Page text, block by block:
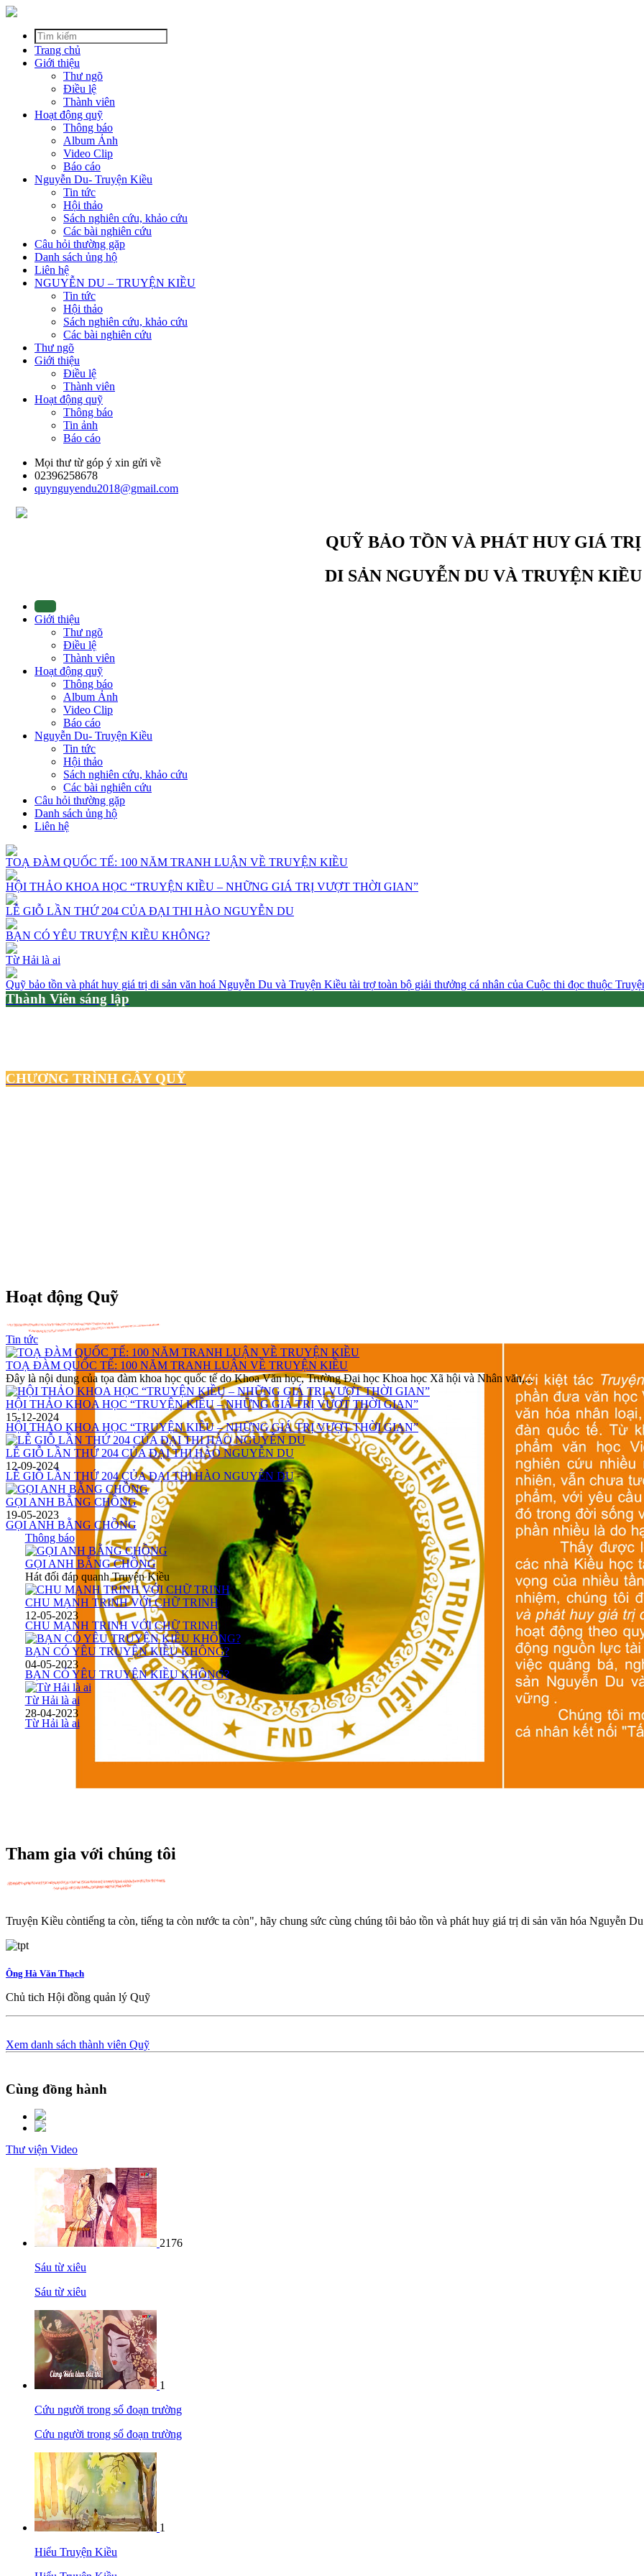
Trang chủ
Giới thiệu
Thư ngõ
Điều lệ
Thành viên
Hoạt động quỹ
Thông báo
Album Ảnh
Video Clip
Báo cáo
Nguyễn Du- Truyện Kiều
Tin tức
Hội thảo
Sách nghiên cứu, khảo cứu
Các bài nghiên cứu
Câu hỏi thường gặp
Danh sách ủng hộ
Liên hệ
NGUYỄN DU – TRUYỆN KIỀU
Tin tức
Hội thảo
Sách nghiên cứu, khảo cứu
Các bài nghiên cứu
Thư ngõ
Giới thiệu
Điều lệ
Thành viên
Hoạt động quỹ
Thông báo
Tin ảnh
Báo cáo
Mọi thư từ góp ý xin gửi về
02396258678
quynguyendu2018@gmail.com
QUỸ BẢO TỒN VÀ PHÁT HUY GIÁ TRỊ
DI SẢN NGUYỄN DU VÀ TRUYỆN KIỀU
Giới thiệu
Thư ngõ
Điều lệ
Thành viên
Hoạt động quỹ
Thông báo
Album Ảnh
Video Clip
Báo cáo
Nguyễn Du- Truyện Kiều
Tin tức
Hội thảo
Sách nghiên cứu, khảo cứu
Các bài nghiên cứu
Câu hỏi thường gặp
Danh sách ủng hộ
Liên hệ
TOẠ ĐÀM QUỐC TẾ: 100 NĂM TRANH LUẬN VỀ TRUYỆN KIỀU
HỘI THẢO KHOA HỌC “TRUYỆN KIỀU – NHỮNG GIÁ TRỊ VƯỢT THỜI GIAN”
LỄ GIỖ LẦN THỨ 204 CỦA ĐẠI THI HÀO NGUYỄN DU
BẠN CÓ YÊU TRUYỆN KIỀU KHÔNG?
Từ Hải là ai
Quỹ bảo tồn và phát huy giá trị di sản văn hoá Nguyễn Du và Truyện Kiều tài trợ toàn bộ giải thưởng cá nhân của Cuộc thi đọc thuộc
Thành Viên sáng lập
CHƯƠNG TRÌNH GÂY QUỸ
Hoạt động Quỹ
Tin tức
TOẠ ĐÀM QUỐC TẾ: 100 NĂM TRANH LUẬN VỀ TRUYỆN KIỀU
Đây là nội dung của tọa đàm khoa học quốc tế do Khoa Văn học, Trường Đại học Khoa học Xã hội và Nhân văn,...
HỘI THẢO KHOA HỌC “TRUYỆN KIỀU – NHỮNG GIÁ TRỊ VƯỢT THỜI GIAN”
15-12-2024
HỘI THẢO KHOA HỌC “TRUYỆN KIỀU – NHỮNG GIÁ TRỊ VƯỢT THỜI GIAN”
LỄ GIỖ LẦN THỨ 204 CỦA ĐẠI THI HÀO NGUYỄN DU
12-09-2024
LỄ GIỖ LẦN THỨ 204 CỦA ĐẠI THI HÀO NGUYỄN DU
GỌI ANH BẰNG CHỒNG
19-05-2023
GỌI ANH BẰNG CHỒNG
Thông báo
GỌI ANH BẰNG CHỒNG
Hát đối đáp quanh Truyện Kiều
CHU MẠNH TRINH VỚI CHỮ TRINH
12-05-2023
CHU MẠNH TRINH VỚI CHỮ TRINH
BẠN CÓ YÊU TRUYỆN KIỀU KHÔNG?
04-05-2023
BẠN CÓ YÊU TRUYỆN KIỀU KHÔNG?
Từ Hải là ai
28-04-2023
Từ Hải là ai
Tham gia với chúng tôi
Truyện Kiều còntiếng ta còn, tiếng ta còn nước ta còn", hãy chung sức cùng chúng tôi bảo tồn và phát huy giá trị di sản văn hóa Nguyễn
Ông Hà Văn Thạch
Chủ tich Hội đồng quản lý Quỹ
Xem danh sách thành viên Quỹ
Cùng đồng hành
Thư viện Video
2176
Sáu từ xiêu
Sáu từ xiêu
1
Cứu người trong sổ đoạn trường
Cứu người trong sổ đoạn trường
1
Hiểu Truyện Kiều